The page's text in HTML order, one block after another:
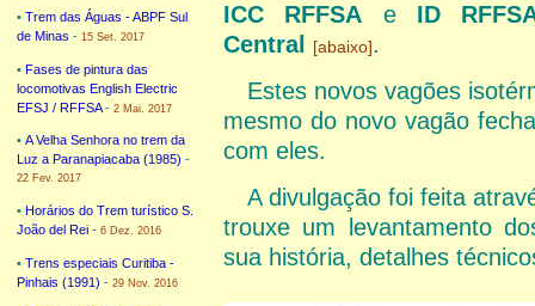
• Trem das Águas - ABPF Sul
de Minas - 15 Set. 2017
• Fases de pintura das
locomotivas English Electric
EFSJ / RFFSA- 2 Mai. 2017
• A Velha Senhora no trem da
Luz a Paranapiacaba (1985) -
22 Fev. 2017
• Horários do Trem turístico S.
João del Rei - 6 Dez. 2016
• Trens especiais Curitiba -
Pinhais (1991) - 29 Nov. 2016
ICC RFFSA e ID
Central
[abaixo].
Estes novos vagões
mesmo do novo vagão
com eles.
A divulgação foi feita
trouxe um levantamento
sua história, detalhes